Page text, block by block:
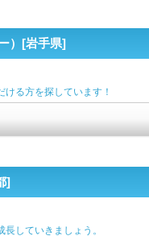
）[岩手県]
る方を探しています！
]
していきましょう。